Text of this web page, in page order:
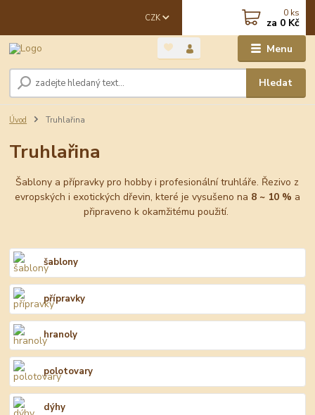
Menu
CZK
Hledat
0 ks
za 0 Kč
Úvod Truhlařina
Truhlařina
Šablony a přípravky pro hobby i profesionální truhláře. Řezivo z
evropských i exotických dřevin, které je vysušeno na 8 ~ 10 % a
připraveno k okamžitému použití.
šablony
přípravky
hranoly
polotovary
dýhy